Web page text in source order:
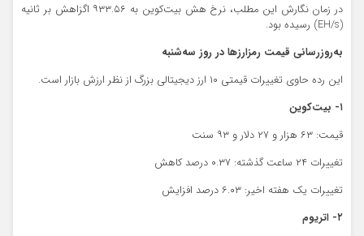
در زمان نگارش این مطلب، نرخ هش بیت‌کوین به ۹۳۳.۵۶ اگزاهش بر ثانیه
(EH/s) رسیده بود.
به‌روزرسانی قیمت رمزارزها در روز سه‌شنبه
این رده حاوی تغییرات قیمتی ۱۰ ارز دیجیتالی بزرگ از نظر ارزش بازار است.
۱- بیت‌کوین
قیمت: ۶۳ هزار و ۲۷ دلار و ۹۳ سنت
تغییرات ۲۴ ساعت گذشته: ۰.۳۷ درصد کاهش
تغییرات یک هفته اخیر: ۶.۰۳ درصد افزایش
۲- اتریوم